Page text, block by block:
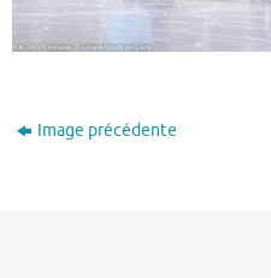
Image précédente